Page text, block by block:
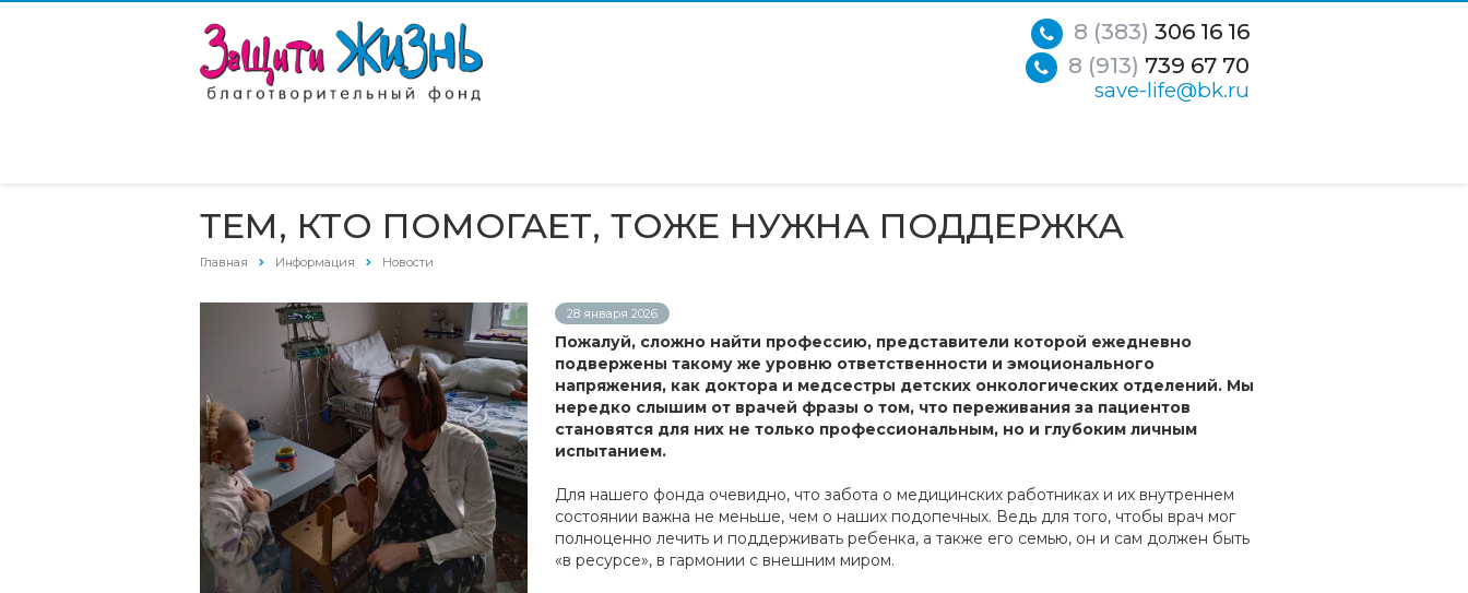
8 (383) 306 16 16
8 (913) 739 67 70
save-life@bk.ru
ТЕМ, КТО ПОМОГАЕТ, ТОЖЕ НУЖНА ПОДДЕРЖКА
Главная Информация Новости
28 января 2026
Пожалуй, сложно найти профессию, представители которой ежедневно
подвержены такому же уровню ответственности и эмоционального
напряжения, как доктора и медсестры детских онкологических отделений. Мы
нередко слышим от врачей фразы о том, что переживания за пациентов
становятся для них не только профессиональным, но и глубоким личным
испытанием.
Для нашего фонда очевидно, что забота о медицинских работниках и их внутреннем
состоянии важна не меньше, чем о наших подопечных. Ведь для того, чтобы врач мог
полноценно лечить и поддерживать ребенка, а также его семью, он и сам должен быть
«в ресурсе», в гармонии с внешним миром.